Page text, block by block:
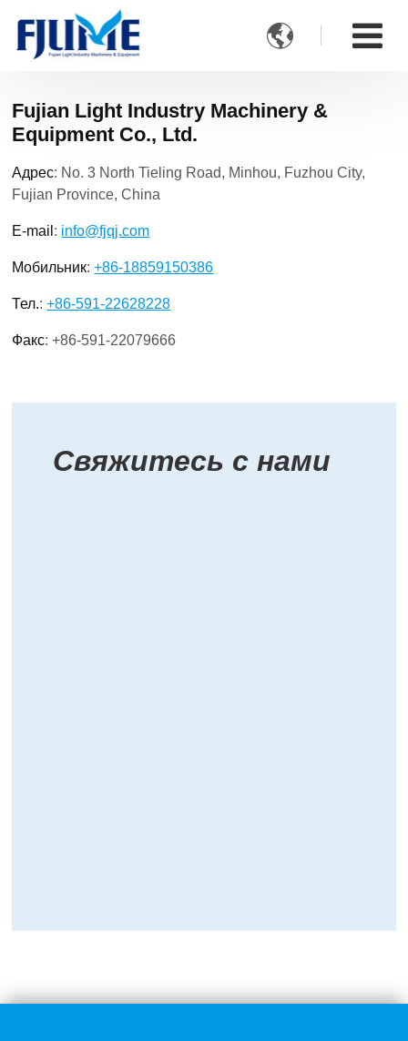

Fujian Light Industry Machinery &
Equipment Co., Ltd.
Адрес: No. 3 North Tieling Road, Minhou, Fuzhou City,
Fujian Province, China
E-mail : info@fjqj.com
Мобильник:+86-18859150386
Тел.:+86-591-22628228
Факс:+86-591-22079666
Свяжитесь с нами